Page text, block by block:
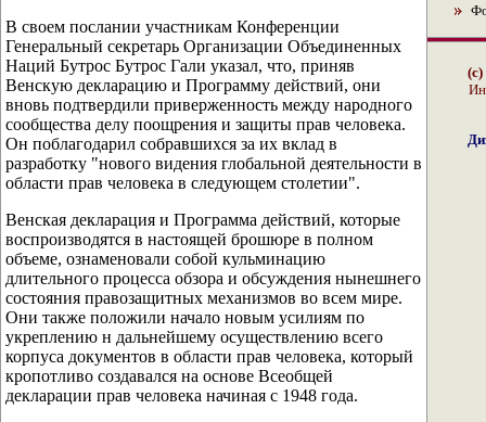
В своем послании участникам Конференции
Генеральный секретарь Организации Объединенных
Наций Бутрос Бутрос Гали указал, что, приняв
Венскую декларацию и Программу действий, они
вновь подтвердили приверженность между народного
сообщества делу поощрения и защиты прав человека.
Он поблагодарил собравшихся за их вклад в
разработку "нового видения глобальной деятельности в
области прав человека в следующем столетии".
Венская декларация и Программа действий, которые
воспроизводятся в настоящей брошюре в полном
объеме, ознаменовали собой кульминацию
длительного процесса обзора и обсуждения нынешнего
состояния правозащитных механизмов во всем мире.
Они также положили начало новым усилиям по
укреплению н дальнейшему осуществлению всего
корпуса документов в области прав человека, который
кропотливо создавался на основе Всеобщей
декларации прав человека начиная с 1948 года.